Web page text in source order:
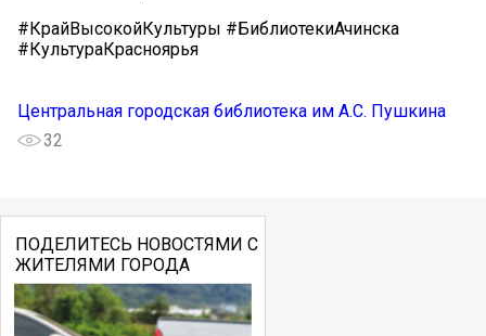
#КрайВысокойКультуры #БиблиотекиАчинска
#КультураКрасноярья
Центральная городская библиотека им А.С. Пушкина
32
ПОДЕЛИТЕСЬ НОВОСТЯМИ С
ЖИТЕЛЯМИ ГОРОДА